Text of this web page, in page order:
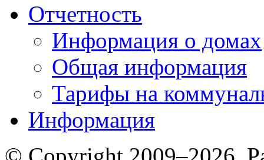
Отчетность
Информация о домах
Общая информация
Тарифы на
Информация